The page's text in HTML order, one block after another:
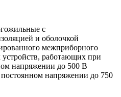
с
и оболочкой
межприборного
устройств, работающих при
напряжении до 500 В
напряжении до 750